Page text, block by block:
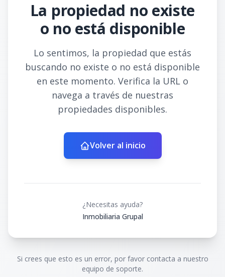
La propiedad no existe
o no está disponible
Lo sentimos, la propiedad que estás
buscando no existe o no está disponible
en este momento. Verifica la URL o
navega a través de nuestras
propiedades disponibles.
Volver al inicio
¿Necesitas ayuda?
Inmobiliaria Grupal
Si crees que esto es un error, por favor contacta a nuestro
equipo de soporte.